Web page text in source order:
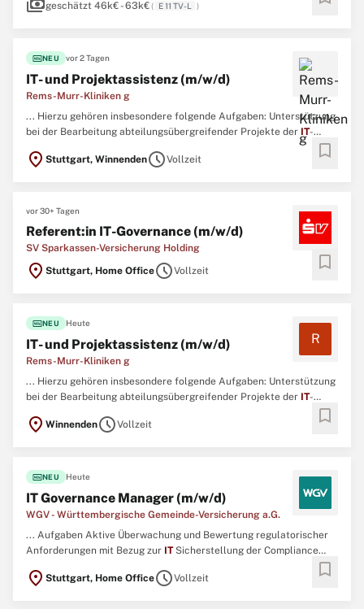
Informationsdienstleister des Landes Baden-Württemberg erheben
paymentsgeschätzt 46k€ - 63k€( E 11 TV-L )
fiber_newNEU vor 2 Tagen
IT- und Projektassistenz (m/w/d)
Rems-Murr-Kliniken g
... Hierzu gehören insbesondere folgende Aufgaben: Unterstützung
bei der Bearbeitung abteilungsübergreifender Projekte der IT-
-Projektleitung Überwachung von Controlling- und
Maßnahmenlisten sowie Begleitung einzelner Projekte innerhalb
location_on Stuttgart, WinnendenscheduleVollzeit bookmark
vor 30+ Tagen
Referent:in IT-Governance (m/w/d)
SV Sparkassen-Versicherung Holding
location_on Stuttgart, Home OfficescheduleVollzeit bookmark
fiber_newNEU Heute
IT- und Projektassistenz (m/w/d)
Rems-Murr-Kliniken g
R
... Hierzu gehören insbesondere folgende Aufgaben: Unterstützung
bei der Bearbeitung abteilungsübergreifender Projekte der IT-
-Projektleitung Überwachung von Controlling- und
Maßnahmenlisten sowie Begleitung einzelner Projekte innerhalb
location_on WinnendenscheduleVollzeit bookmark
fiber_newNEU Heute
IT Governance Manager (m/w/d)
WGV - Württembergische Gemeinde-Versicherung a.G.
... Aufgaben Aktive Überwachung und Bewertung regulatorischer
Anforderungen mit Bezug zur ITSicherstellung der Compliance
IT-
Abteilungen Durchführung von Compliance- und Governance-
location_on Stuttgart, Home OfficescheduleVollzeit bookmark